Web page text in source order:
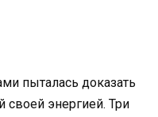
пыталась доказать
энергией. Три